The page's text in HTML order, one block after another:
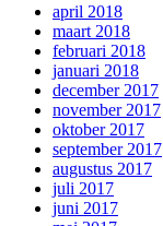
april 2018
maart 2018
februari 2018
januari 2018
december 2017
november 2017
oktober 2017
september 2017
augustus 2017
juli 2017
juni 2017